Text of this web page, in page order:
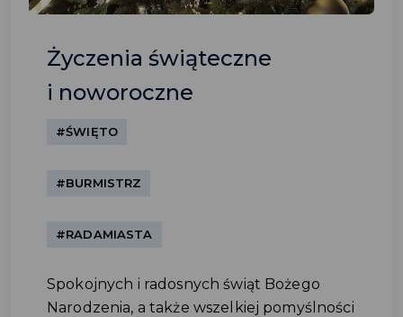
Życzenia świąteczne
i noworoczne
#ŚWIĘTO
#BURMISTRZ
#RADAMIASTA
Spokojnych i radosnych świąt Bożego
Narodzenia, a także wszelkiej pomyślności